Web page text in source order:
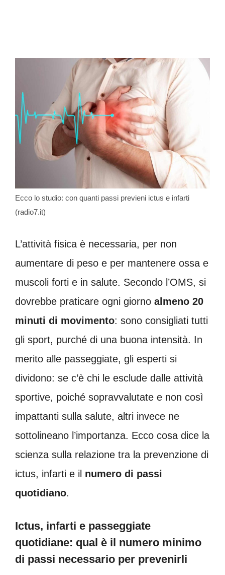
Ecco lo studio: con quanti passi previeni ictus e infarti
(radio7.it)
L’attività fisica è necessaria, per non
aumentare di peso e per mantenere ossa e
muscoli forti e in salute. Secondo l’OMS, si
dovrebbe praticare ogni giorno almeno 20
minuti di movimento: sono consigliati tutti
gli sport, purché di una buona intensità. In
merito alle passeggiate, gli esperti si
dividono: se c’è chi le esclude dalle attività
sportive, poiché sopravvalutate e non così
impattanti sulla salute, altri invece ne
sottolineano l’importanza. Ecco cosa dice la
scienza sulla relazione tra la prevenzione di
ictus, infarti e il numero di passi
quotidiano.
Ictus, infarti e passeggiate
quotidiane: qual è il numero minimo
di passi necessario per prevenirli